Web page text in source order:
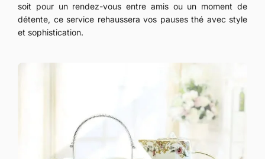
soit pour un rendez-vous entre amis ou un moment de
détente, ce service rehaussera vos pauses thé avec style
et sophistication.